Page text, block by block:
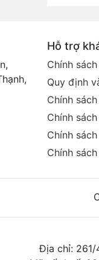
Hỗ trợ
Chính
Quy định
Chính
Chính
Chính
Chính
Địa chỉ: 261/